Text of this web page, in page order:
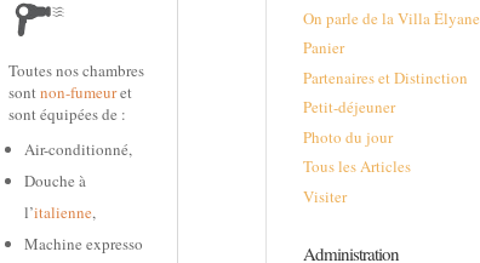
Toutes nos chambres
sontnon-fumeuret
sont équipées de :
Air-conditionné,
Douche à
l’italienne,
Machine expresso
On parle de la Villa Élyane
Panier
Partenaires et Distinction
Petit-déjeuner
Photo du jour
Tous les Articles
Visiter
Administration